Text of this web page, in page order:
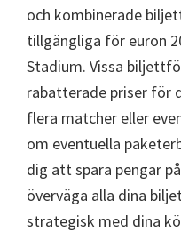
och kombinerade
tillgängliga för euron
Stadium. Vissa
rabatterade priser för
flera matcher eller
om eventuella
dig att spara pengar
överväga alla dina
strategisk med dina